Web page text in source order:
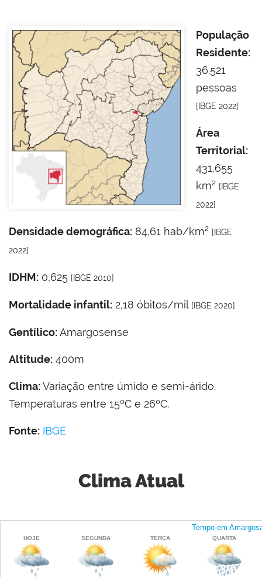
População
Residente:
36.521
pessoas
[IBGE 2022]
Área
Territorial:
431,655
km² [IBGE
2022]
Densidade demográfica: 84,61 hab/km² [IBGE
2022]
IDHM: 0,625 [IBGE 2010]
Mortalidade infantil: 2,18 óbitos/mil [IBGE 2020]
Gentílico:Amargosense
Altitude: 400m
Clima:Variação entre úmido e semi-árido.
Temperaturas entre 15ºC e 26ºC.
Fonte: IBGE
Clima Atual